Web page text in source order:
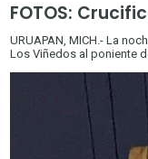
FOTOS:
URUAPAN, MICH.- La
Los Viñedos al poniente